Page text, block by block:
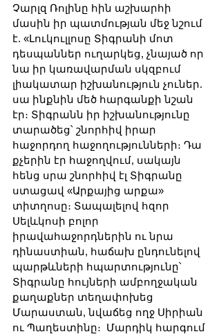
Չարլզ Ռոլինը հին աշխարհի
մասին իր պատմության մեջ նշում
է. «Լուկուլլոսը Տիգրանի մոտ
դեսպաններ ուղարկեց, չնայած որ
նա իր կառավարման սկզբում
լիակատար իշխանություն չուներ.
սա ինքնին մեծ հարգանքի նշան
էր։ Տիգրանն իր իշխանությունը
տարածեց՝ շնորհիվ իրար
հաջորդող հաջողությունների։ Դա
քչերին էր հաջողվում, սակայն
հենց սրա շնորհիվ էլ Տիգրանը
ստացավ «Արքայից արքա»
տիտղոսը։ Տապալելով հզոր
Սելևկոսի բոլոր
իրավահաջորդներին ու նրա
դինաստիան, հաճախ ընդունելով
պարթևների հպարտությունը՝
Տիգրանը հույների ամբողջական
քաղաքներ տեղափոխեց
Մարաստան, նվաճեց ողջ Սիրիան
ու Պաղեստինը։  Մարդիկ հարգում